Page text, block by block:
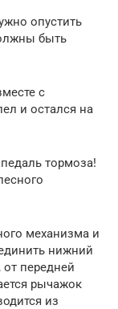
опустить
быть
с
и остался на
тормоза!
механизма и
нижний
передней
рычажок
из